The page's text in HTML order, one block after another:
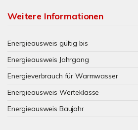
Weitere Informationen
Energieausweis gültig bis
Energieausweis Jahrgang
Energieverbrauch für Warmwasser
Energieausweis Werteklasse
Energieausweis Baujahr